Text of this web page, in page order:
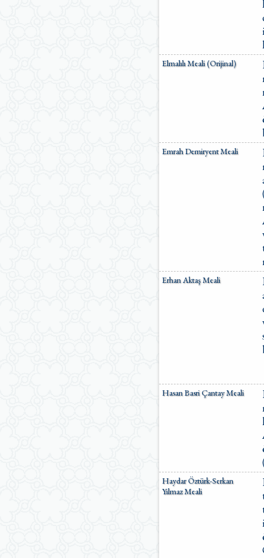
Elmalılı Meali (Orijinal)
Emrah Demiryent Meali
Erhan Aktaş Meali
Hasan Basri Çantay Meali
Haydar Öztürk-Serkan
Yılmaz Meali